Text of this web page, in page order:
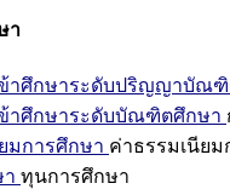
า
ข้าศึกษาระดับปริญญาบัณ
าศึกษาระดับบัณฑิตศึกษา
มการศึกษา ค่าธรรมเนียม
ทุนการศึกษา